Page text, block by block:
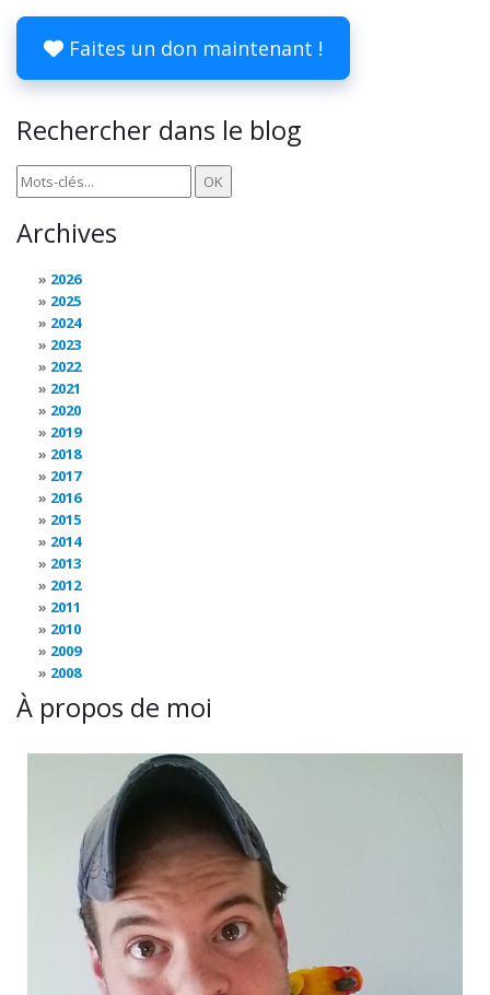
Faites un don maintenant !
Rechercher dans le blog
Archives
2026
2025
2024
2023
2022
2021
2020
2019
2018
2017
2016
2015
2014
2013
2012
2011
2010
2009
2008
À propos de moi